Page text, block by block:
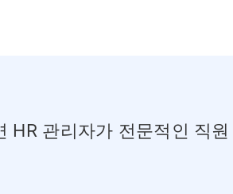
HR 관리자가 전문적인 직